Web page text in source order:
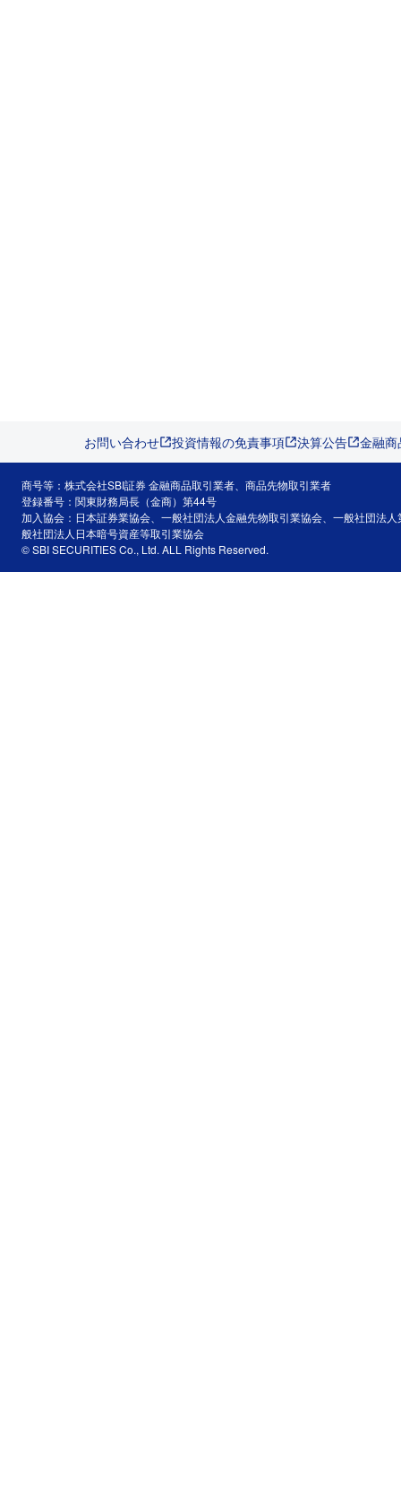
お問い合わせ 投資情報の免責事項 決算公告 金融
商号等：株式会社SBI証券 金融商品取引業者、商品先物取引業者
登録番号：関東財務局長（金商）第44号
加入協会：日本証券業協会、一般社団法人金融先物取引業協会、一般社団法
般社団法人日本暗号資産等取引業協会
© SBI SECURITIES Co., Ltd. ALL Rights Reserved.